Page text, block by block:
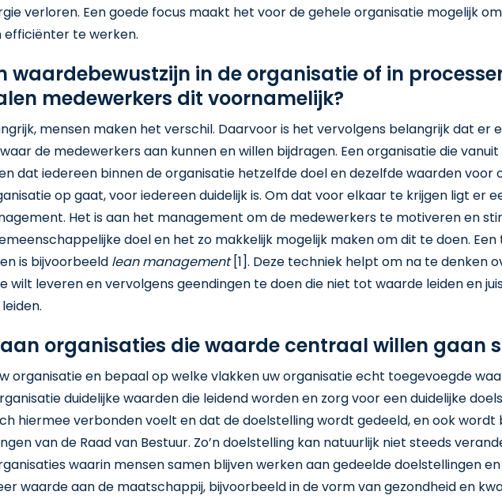
verloren. Een goede focus maakt het voor de gehele organisatie mogelijk
te werken.
waardebewustzijn in de organisatie of in
medewerkers dit voornamelijk?
mensen maken het verschil. Daarvoor is het vervolgens belangrijk dat er
de medewerkers aan kunnen en willen bijdragen. Een organisatie die
dat iedereen binnen de organisatie hetzelfde doel en dezelfde waarden voor
op gaat, voor iedereen duidelijk is. Om dat voor elkaar te krijgen ligt er
Het is aan het management om de medewerkers te motiveren en
doel en het zo makkelijk mogelijk maken om dit te doen. Een
is bijvoorbeeld lean management [1]. Deze techniek helpt om na te denken
wilt leveren en vervolgens geendingen te doen die niet tot waarde leiden en
organisaties die waarde centraal willen gaan
organisatie en bepaal op welke vlakken uw organisatie echt toegevoegde
duidelijke waarden die leidend worden en zorg voor een duidelijke
hiermee verbonden voelt en dat de doelstelling wordt gedeeld, en ook wordt
van de Raad van Bestuur. Zo’n doelstelling kan natuurlijk niet steeds
waarin mensen samen blijven werken aan gedeelde doelstellingen
waarde aan de maatschappij, bijvoorbeeld in de vorm van gezondheid en